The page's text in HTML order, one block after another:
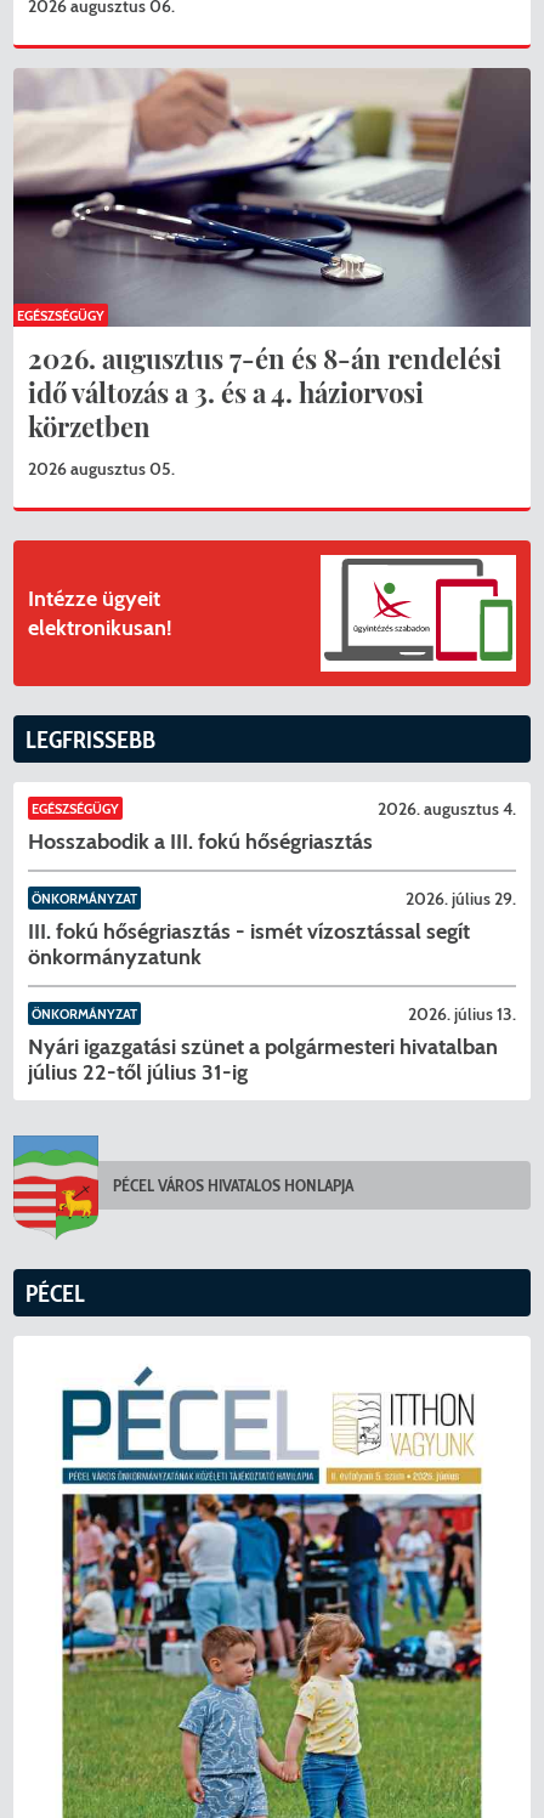
2026 augusztus 06.
2026. augusztus 7-én és 8-án rendelési
idő változás a 3. és a 4. háziorvosi
körzetben
2026 augusztus 05.
EGÉSZSÉGÜGY
Intézze ügyeit
elektronikusan!
LEGFRISSEBB
EGÉSZSÉGÜGY 2026. augusztus 4.
Hosszabodik a III. fokú hőségriasztás
ÖNKORMÁNYZAT 2026. július 29.
III. fokú hőségriasztás - ismét vízosztással segít
önkormányzatunk
ÖNKORMÁNYZAT 2026. július 13.
Nyári igazgatási szünet a polgármesteri hivatalban
július 22-től július 31-ig
PÉCEL VÁROS HIVATALOS HONLAPJA
PÉCEL
KERESÉS